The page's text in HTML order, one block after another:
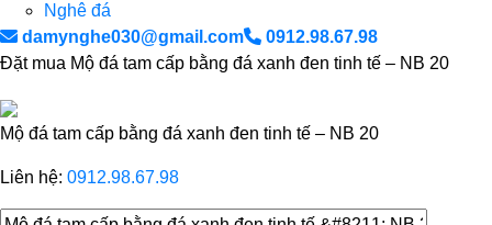
Nghê đá
damynghe030@gmail.com
0912.98.67.98
Đặt mua Mộ đá tam cấp bằng đá xanh đen tinh tế – NB 20
Mộ đá tam cấp bằng đá xanh đen tinh tế – NB 20
Liên hệ: 0912.98.67.98